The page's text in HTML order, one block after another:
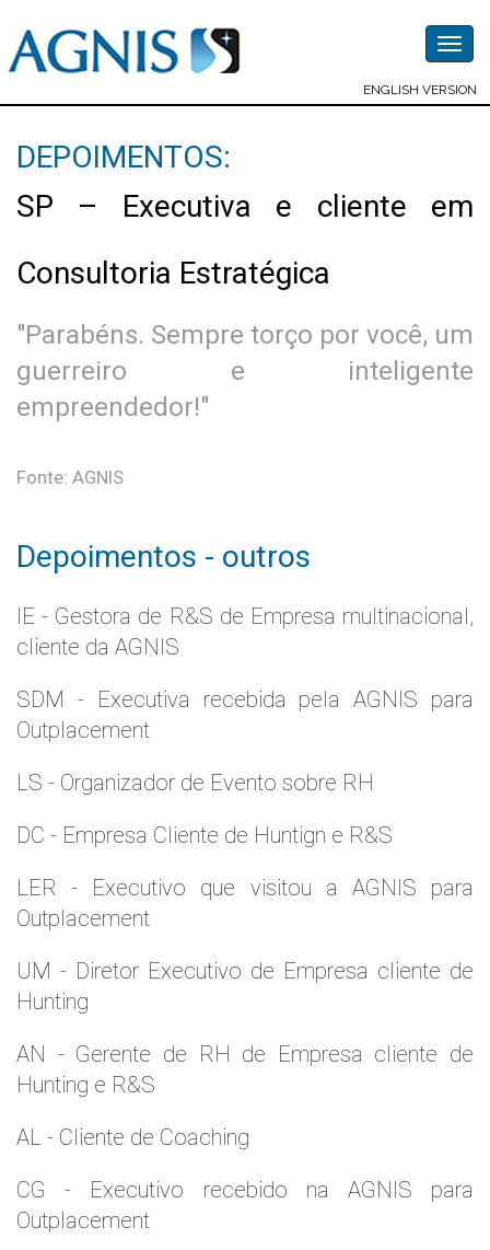
ENGLISH VERSION
DEPOIMENTOS:
SP – Executiva e cliente em
Consultoria Estratégica
"Parabéns. Sempre torço por você, um
guerreiro e inteligente
empreendedor!"
Fonte: AGNIS
Depoimentos - outros
IE - Gestora de R&S de Empresa multinacional,
cliente da AGNIS
SDM - Executiva recebida pela AGNIS para
Outplacement
LS - Organizador de Evento sobre RH
DC - Empresa Cliente de Huntign e R&S
LER - Executivo que visitou a AGNIS para
Outplacement
UM - Diretor Executivo de Empresa cliente de
Hunting
AN - Gerente de RH de Empresa cliente de
Hunting e R&S
AL - Cliente de Coaching
CG - Executivo recebido na AGNIS para
Outplacement